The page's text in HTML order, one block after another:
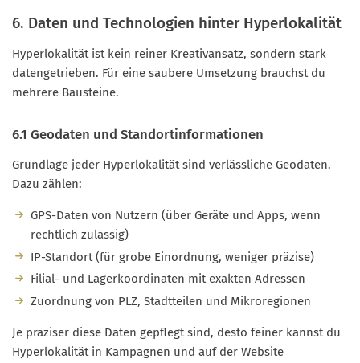
6. Daten und Technologien hinter Hyperlokalität
Hyperlokalität ist kein reiner Kreativansatz, sondern stark
datengetrieben. Für eine saubere Umsetzung brauchst du
mehrere Bausteine.
6.1 Geodaten und Standortinformationen
Grundlage jeder Hyperlokalität sind verlässliche Geodaten.
Dazu zählen:
GPS-Daten von Nutzern (über Geräte und Apps, wenn
rechtlich zulässig)
IP-Standort (für grobe Einordnung, weniger präzise)
Filial- und Lagerkoordinaten mit exakten Adressen
Zuordnung von PLZ, Stadtteilen und Mikroregionen
Je präziser diese Daten gepflegt sind, desto feiner kannst du
Hyperlokalität in Kampagnen und auf der Website